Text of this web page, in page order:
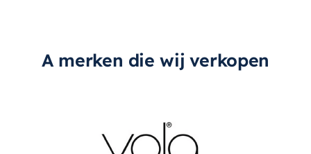
A merken die wij verkopen